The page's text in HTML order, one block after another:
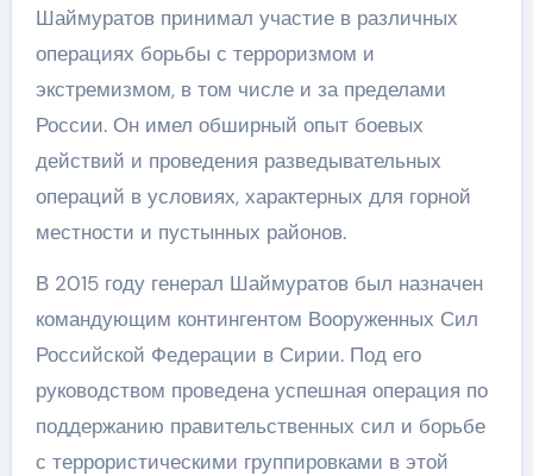
Шаймуратов принимал участие в различных
операциях борьбы с терроризмом и
экстремизмом, в том числе и за пределами
России. Он имел обширный опыт боевых
действий и проведения разведывательных
операций в условиях, характерных для горной
местности и пустынных районов.
В 2015 году генерал Шаймуратов был назначен
командующим контингентом Вооруженных Сил
Российской Федерации в Сирии. Под его
руководством проведена успешная операция по
поддержанию правительственных сил и борьбе
с террористическими группировками в этой